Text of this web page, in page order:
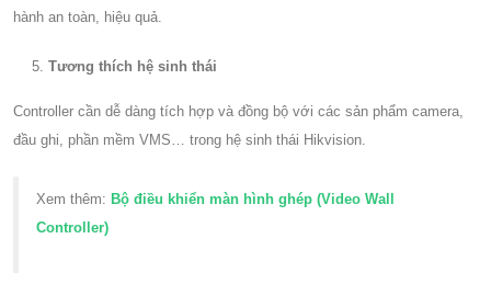
hành an toàn, hiệu quả.
Tương thích hệ sinh thái
Controller cần dễ dàng tích hợp và đồng bộ với các sản phẩm camera,
đầu ghi, phần mềm VMS… trong hệ sinh thái Hikvision.
Xem thêm: Bộ điều khiển màn hình ghép (Video Wall
Controller)